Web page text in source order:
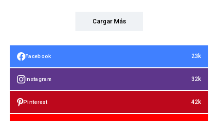
Cargar Más
Facebook 23k
Instagram 32k
Pinterest 42k